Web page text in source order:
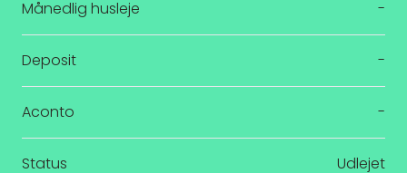
Månedlig husleje -
Deposit -
Aconto -
Status Udlejet